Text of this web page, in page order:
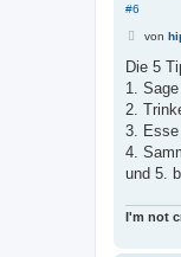
#6
B
i
a
von
Die 5
1.
2.
3.
4.
und 5.
I'm not